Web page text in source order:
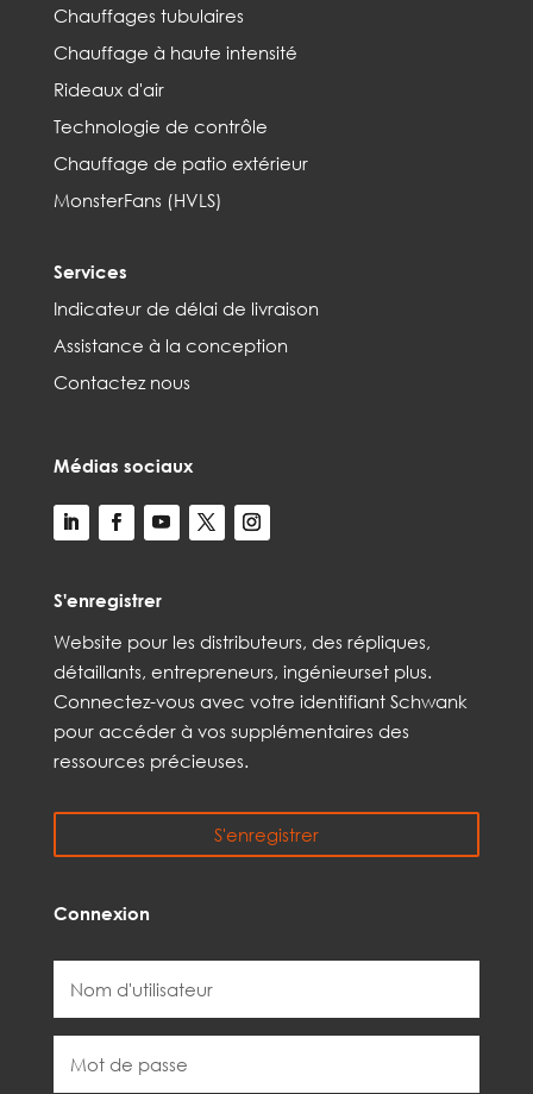
Chauffages tubulaires
Chauffage à haute intensité
Rideaux d'air
Technologie de contrôle
Chauffage de patio extérieur
MonsterFans (HVLS)
Services
Indicateur de délai de livraison
Assistance à la conception
Contactez nous
Médias sociaux
S'enregistrer
Website pour les distributeurs, des répliques,
détaillants, entrepreneurs, ingénieurset plus.
Connectez-vous avec votre identifiant Schwank
pour accéder à vos supplémentaires des
ressources précieuses.
S'enregistrer
Connexion